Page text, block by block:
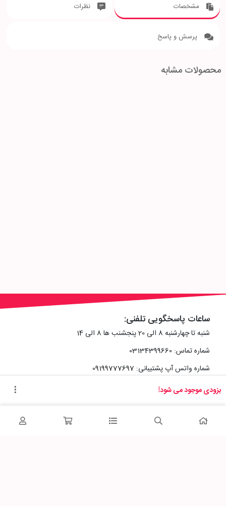
مشخصات نظرات
پرسش و پاسخ
محصولات مشابه
بزودی موجود می شود!
ساعات پاسخگویی تلفنی:
شنبه تا چهارشنبه 8 الی 20 پنجشنب ها 8 الی 14
شماره تماس: 03134399660
شماره واتس آپ پشتیبانی: 09199777697
اصفهان، خیابان رزمندگان، کوچه شماره سه فرعی 2 پلاک 10